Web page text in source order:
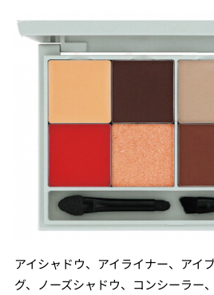
アイシャドウ、アイライナー、アイ
グ、ノーズシャドウ、コンシーラー